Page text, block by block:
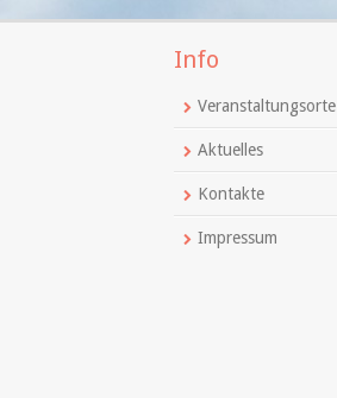
Info
Veranstaltungsorte
Aktuelles
Kontakte
Impressum